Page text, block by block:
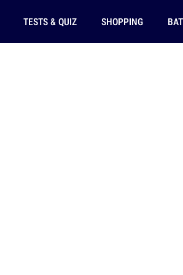
TESTS & QUIZ SHOPPING